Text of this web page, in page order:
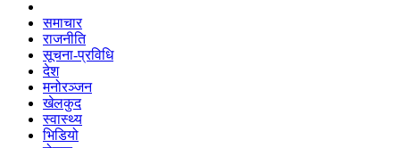
समाचार
राजनीति
सूचना-प्रविधि
देश
मनोरञ्जन
खेलकुद
स्वास्थ्य
भिडियो